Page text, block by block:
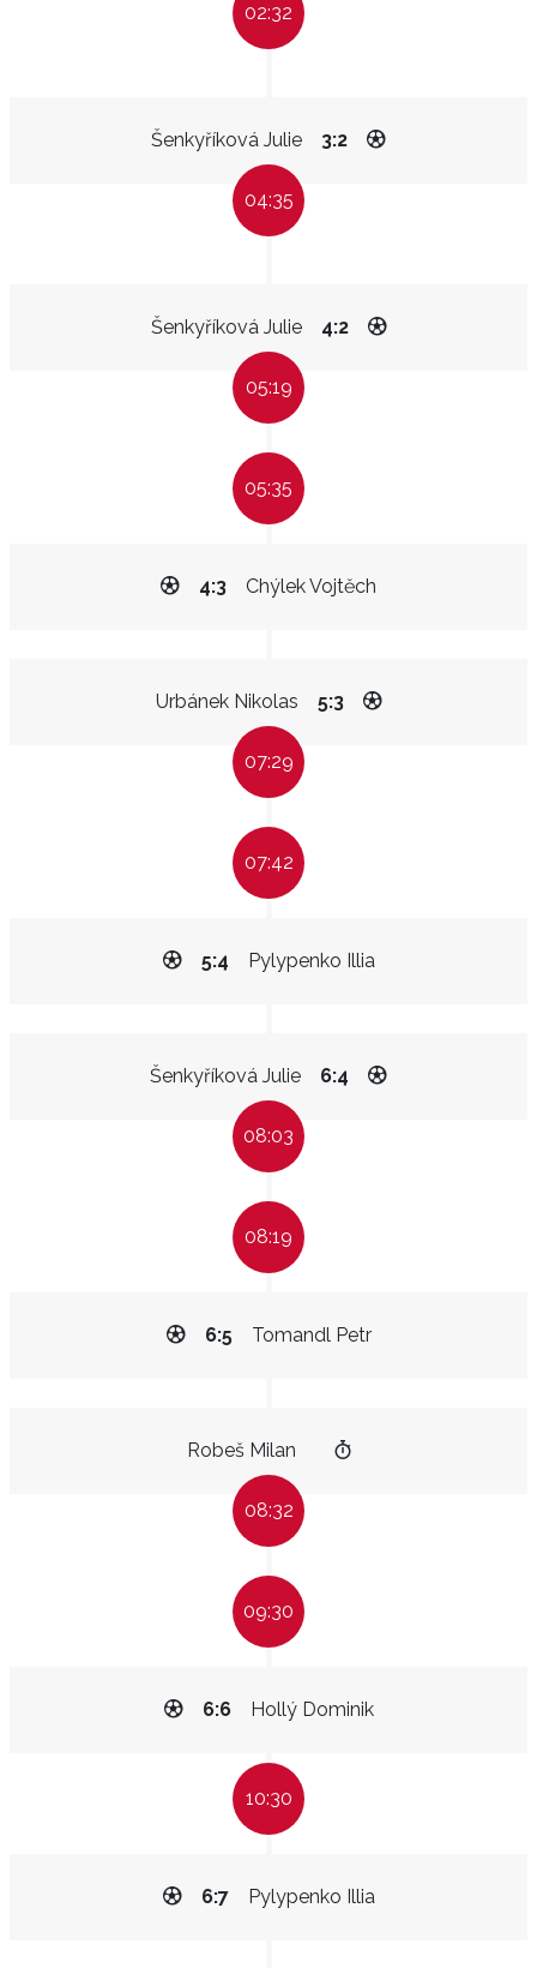
02:32
Šenkyříková Julie 3:2
04:35
Šenkyříková Julie 4:2
05:19
05:35
Chýlek Vojtěch
4:3
Urbánek Nikolas 5:3
07:29
07:42
Pylypenko Illia
5:4
Šenkyříková Julie 6:4
08:03
08:19
Tomandl Petr
6:5
Robeš Milan
08:32
09:30
Hollý Dominik
6:6
10:30
Pylypenko Illia
6:7